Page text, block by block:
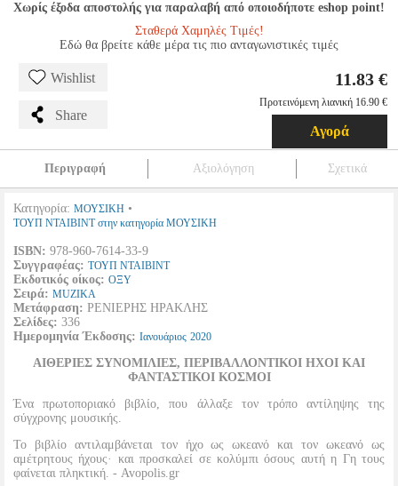
Χωρίς έξοδα αποστολής για παραλαβή από οποιοδήποτε eshop point!
Σταθερά Χαμηλές Τιμές!
Εδώ θα βρείτε κάθε μέρα τις πιο ανταγωνιστικές τιμές
Wishlist
Share
11.83 €
Προτεινόμενη λιανική 16.90 €
Αγορά
Περιγραφή Αξιολόγηση Σχετικά
Κατηγορία: ΜΟΥΣΙΚΗ •
ΤΟΥΠ ΝΤΑΙΒΙΝΤ στην κατηγορία ΜΟΥΣΙΚΗ
ISBN: 978-960-7614-33-9
Συγγραφέας: ΤΟΥΠ ΝΤΑΙΒΙΝΤ
Εκδοτικός οίκος: ΟΞΥ
Σειρά: MUZIKA
Μετάφραση: ΡΕΝΙΕΡΗΣ ΗΡΑΚΛΗΣ
Σελίδες: 336
Ημερομηνία Έκδοσης: Ιανουάριος 2020
ΑΙΘΕΡΙΕΣ ΣΥΝΟΜΙΛΙΕΣ, ΠΕΡΙΒΑΛΛΟΝΤΙΚΟΙ ΗΧΟΙ ΚΑΙ
ΦΑΝΤΑΣΤΙΚΟΙ ΚΟΣΜΟΙ
Ένα πρωτοποριακό βιβλίο, που άλλαξε τον τρόπο αντίληψης της
σύγχρονης μουσικής.
Το βιβλίο αντιλαμβάνεται τον ήχο ως ωκεανό και τον ωκεανό ως
αμέτρητους ήχους· και προσκαλεί σε κολύμπι όσους αυτή η Γη τους
φαίνεται πληκτική. - Avopolis.gr